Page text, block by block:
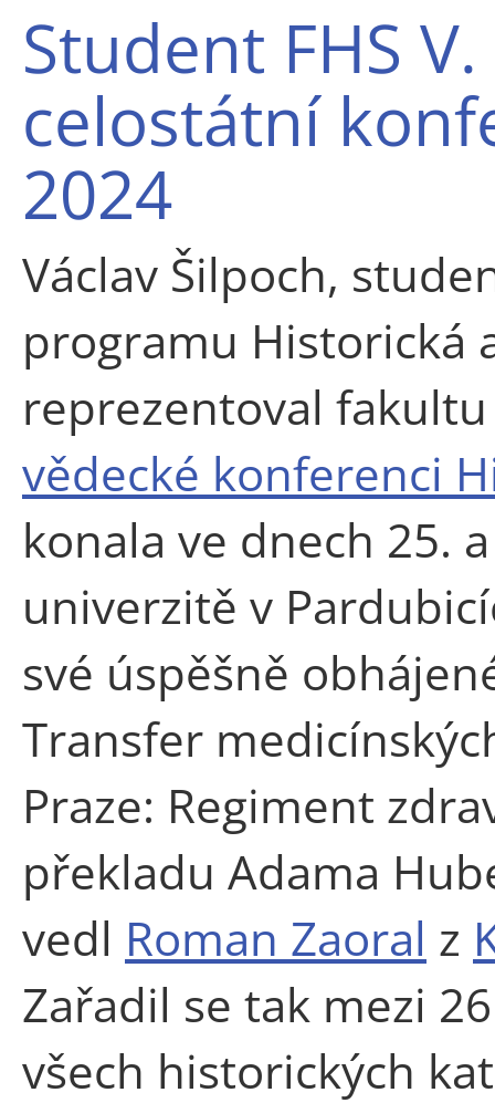
Student FHS
celostátní
2024
Václav Šilpoch,
programu Historická
reprezentoval
vědecké konferenci
konala ve dnech 25.
univerzitě v
své úspěšně
Transfer
Praze: Regiment
překladu Adama
vedl Roman Zaoral z
Zařadil se tak mezi
všech historických